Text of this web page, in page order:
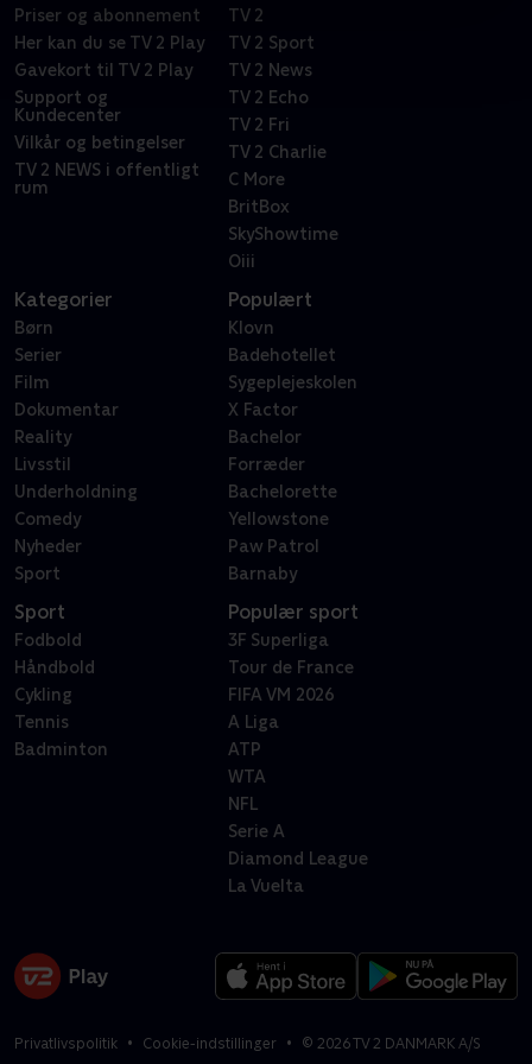
Priser og abonnement
Her kan du se TV 2 Play
Gavekort til TV 2 Play
Support og
Kundecenter
Vilkår og betingelser
TV 2 NEWS i offentligt
rum
TV 2
TV 2 Sport
TV 2 News
TV 2 Echo
TV 2 Fri
TV 2 Charlie
C More
BritBox
SkyShowtime
Oiii
Kategorier
Børn
Serier
Film
Dokumentar
Reality
Livsstil
Underholdning
Comedy
Nyheder
Sport
Populært
Klovn
Badehotellet
Sygeplejeskolen
X Factor
Bachelor
Forræder
Bachelorette
Yellowstone
Paw Patrol
Barnaby
Sport
Fodbold
Håndbold
Cykling
Tennis
Badminton
Populær sport
3F Superliga
Tour de France
FIFA VM 2026
A Liga
ATP
WTA
NFL
Serie A
Diamond League
La Vuelta
Privatlivspolitik Cookie-indstillinger © 2026TV 2 DANMARK A/S